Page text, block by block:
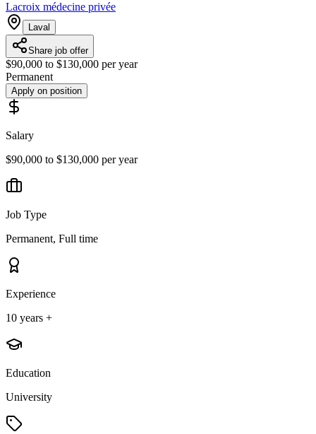
Lacroix médecine privée
Laval
Share job offer
$90,000 to $130,000 per year
Permanent
Apply on position
Salary
$90,000 to $130,000 per year
Job Type
Permanent, Full time
Experience
10 years +
Education
University